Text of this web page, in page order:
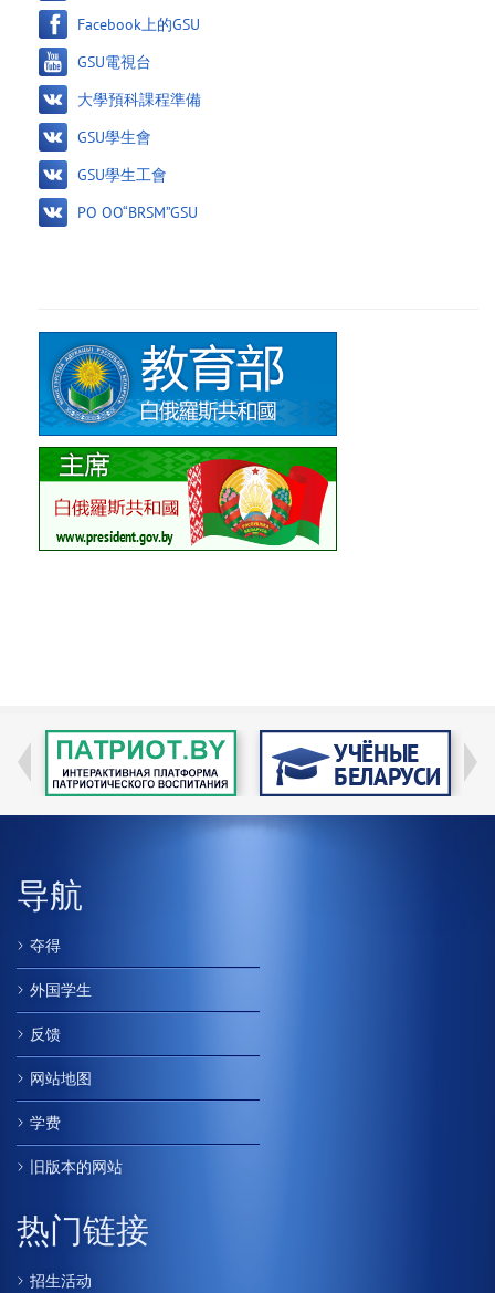
Facebook上的GSU
GSU電視台
大學預科課程準備
GSU學生會
GSU學生工會
PO OO“BRSM”GSU
导航
夺得
外国学生
反馈
网站地图
学费
旧版本的网站
热门链接
招生活动